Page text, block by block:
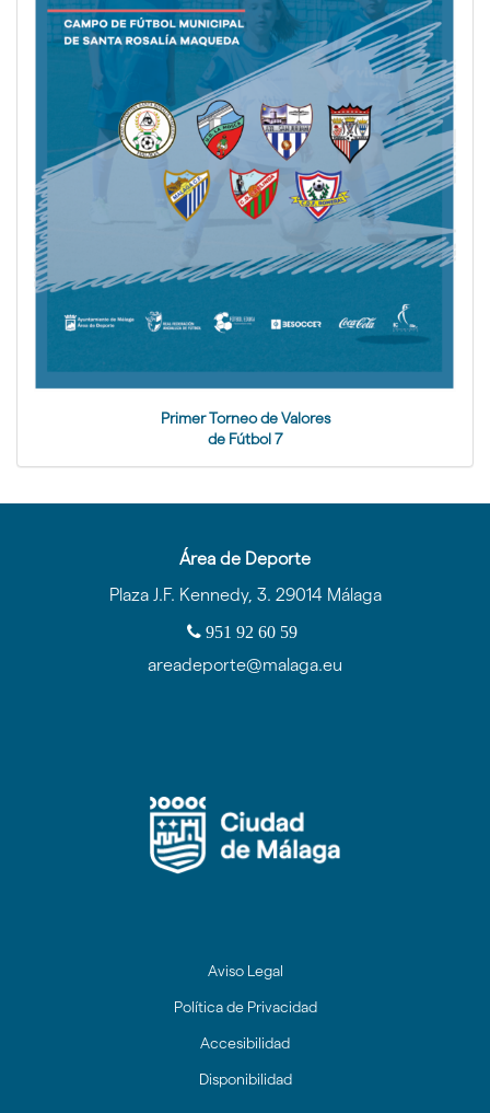
Primer Torneo de Valores
de Fútbol 7
Área de Deporte
Plaza J.F. Kennedy, 3. 29014 Málaga
951 92 60 59
areadeporte@malaga.eu
de
facebook
twitter
youtube
Instagram
Aviso Legal
Política de Privacidad
Accesibilidad
Disponibilidad